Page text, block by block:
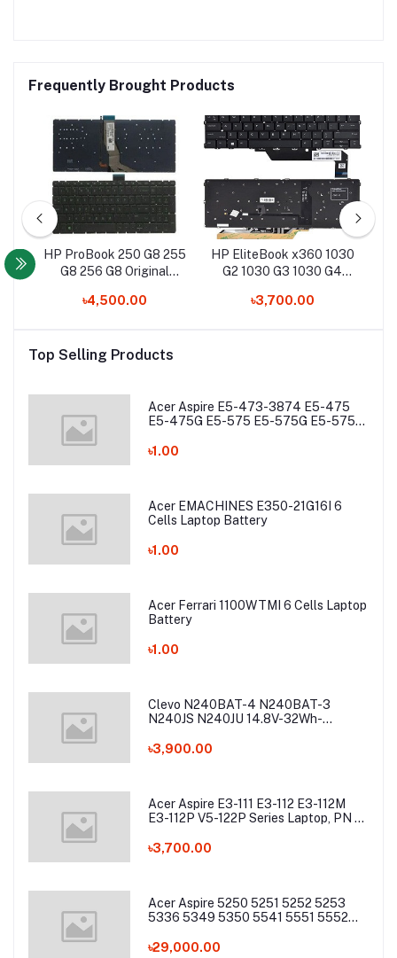
Frequently Brought Products
HP ProBook 250 G8 255
G8 256 G8 Original
৳4,500.00
HP EliteBook x360 1030
G2 1030 G3 1030 G4
৳3,700.00
Top Selling Products
Acer Aspire E5-473-3874 E5-475
E5-475G E5-575 E5-575G E5-575T
Battery
৳1.00
Acer EMACHINES E350-21G16I 6
Cells Laptop Battery
৳1.00
Acer Ferrari 1100WTMI 6 Cells Laptop
Battery
৳1.00
Clevo N240BAT-4 N240BAT-3
N240JS N240JU 14.8V-32Wh-
৳3,900.00
Acer Aspire E3-111 E3-112 E3-112M
E3-112P V5-122P Series Laptop, PN -
৳3,700.00
Acer Aspire 5250 5251 5252 5253
5336 5349 5350 5541 5551 5552
5745 5749 5750 5755 5760 7251
৳29,000.00